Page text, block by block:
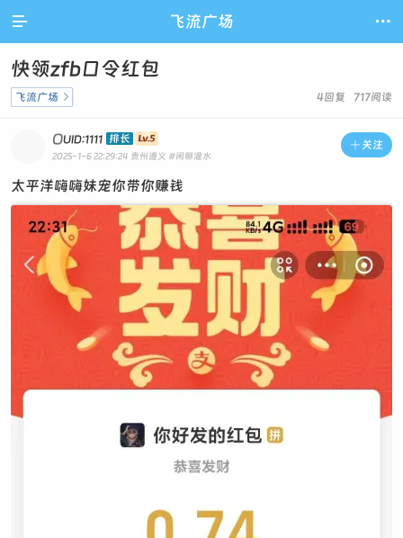
 飞流广场 
快领zfb口令红包
4回复 717阅读
飞流广场 
 关注
OUID:1111 排长
2025-1-6 22:29:24 贵州遵义 #闲聊灌水
太平洋嗨嗨妹宠你带你赚钱